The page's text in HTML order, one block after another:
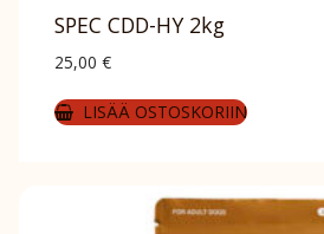
SPEC CDD-HY 2kg
25,00 €
LISÄÄ OSTOSKORIIN